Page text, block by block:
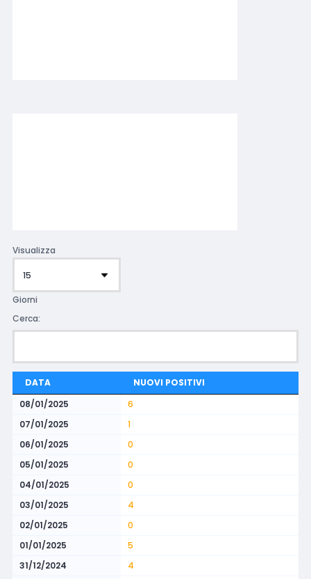
Visualizza
Giorni
Cerca:
DATA
NUOVI POSITIVI
08/01/2025
6
07/01/2025
1
06/01/2025
0
05/01/2025
0
04/01/2025
0
03/01/2025
4
02/01/2025
0
01/01/2025
5
31/12/2024
4